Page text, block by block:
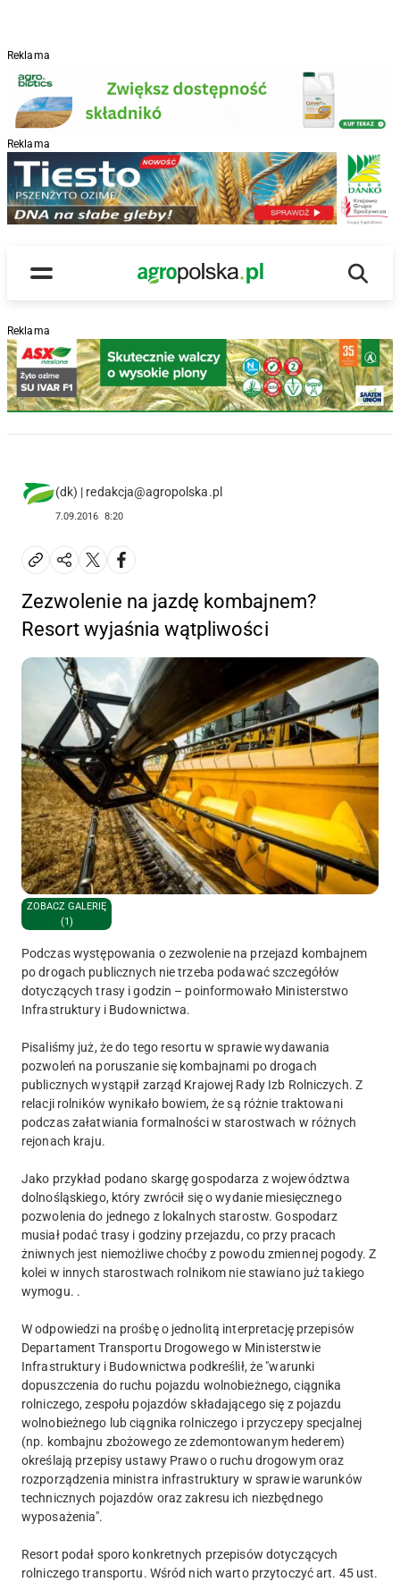
Reklama
Reklama
Menu
Main Logo
Reklama
(dk) | redakcja@agropolska.pl
7.09.2016 8:20
Zezwolenie na jazdę kombajnem?
Resort wyjaśnia wątpliwości
ZOBACZ GALERIĘ
(1)
Podczas występowania o zezwolenie na przejazd kombajnem
po drogach publicznych nie trzeba podawać szczegółów
dotyczących trasy i godzin – poinformowało Ministerstwo
Infrastruktury i Budownictwa.
Pisaliśmy już, że do tego resortu w sprawie wydawania
pozwoleń na poruszanie się kombajnami po drogach
publicznych wystąpił zarząd Krajowej Rady Izb Rolniczych. Z
relacji rolników wynikało bowiem, że są różnie traktowani
podczas załatwiania formalności w starostwach w różnych
rejonach kraju.
Jako przykład podano skargę gospodarza z województwa
dolnośląskiego, który zwrócił się o wydanie miesięcznego
pozwolenia do jednego z lokalnych starostw. Gospodarz
musiał podać trasy i godziny przejazdu, co przy pracach
żniwnych jest niemożliwe choćby z powodu zmiennej pogody. Z
kolei w innych starostwach rolnikom nie stawiano już takiego
wymogu. .
W odpowiedzi na prośbę o jednolitą interpretację przepisów
Departament Transportu Drogowego w Ministerstwie
Infrastruktury i Budownictwa podkreślił, że "warunki
dopuszczenia do ruchu pojazdu wolnobieżnego, ciągnika
rolniczego, zespołu pojazdów składającego się z pojazdu
wolnobieżnego lub ciągnika rolniczego i przyczepy specjalnej
(np. kombajnu zbożowego ze zdemontowanym hederem)
określają przepisy ustawy Prawo o ruchu drogowym oraz
rozporządzenia ministra infrastruktury w sprawie warunków
technicznych pojazdów oraz zakresu ich niezbędnego
wyposażenia".
Resort podał sporo konkretnych przepisów dotyczących
rolniczego transportu. Wśród nich warto przytoczyć art. 45 ust.